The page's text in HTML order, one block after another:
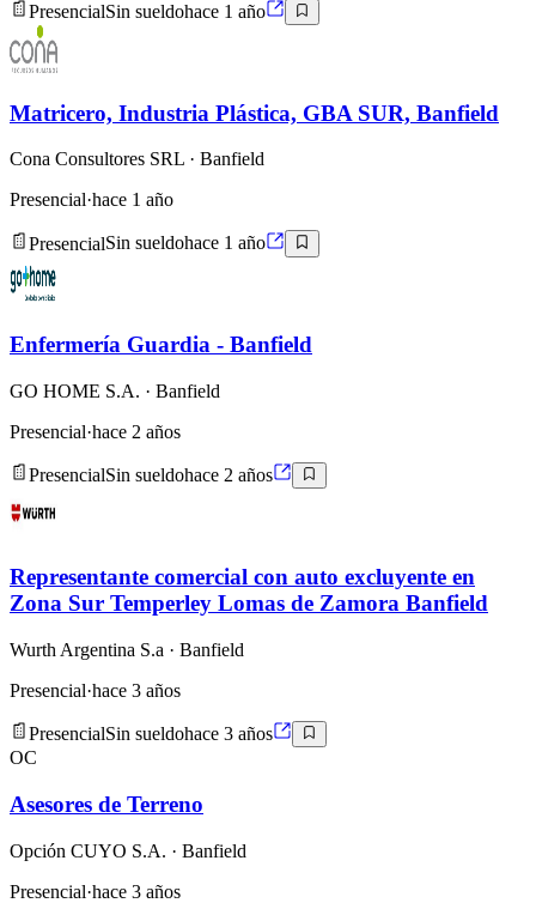
PresencialSin sueldohace 1 año
Matricero, Industria Plástica, GBA SUR, Banfield
Cona Consultores SRL · Banfield
Presencial·hace 1 año
PresencialSin sueldohace 1 año
Enfermería Guardia - Banfield
GO HOME S.A. · Banfield
Presencial·hace 2 años
PresencialSin sueldohace 2 años
Representante comercial con auto excluyente en
Zona Sur Temperley Lomas de Zamora Banfield
Wurth Argentina S.a · Banfield
Presencial·hace 3 años
PresencialSin sueldohace 3 años
OC
Asesores de Terreno
Opción CUYO S.A. · Banfield
Presencial·hace 3 años